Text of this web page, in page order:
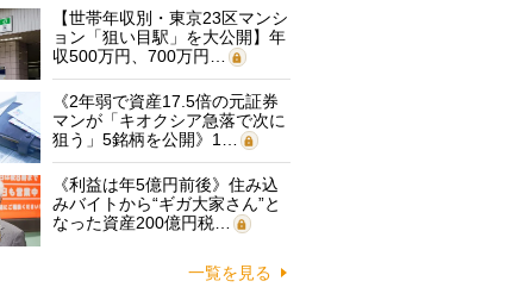
【世帯年収別・東京23区マンシ
ョン「狙い目駅」を大公開】年
収500万円、700万円…
《2年弱で資産17.5倍の元証券
マンが「キオクシア急落で次に
狙う」5銘柄を公開》1…
《利益は年5億円前後》住み込
みバイトから“ギガ大家さん”と
なった資産200億円税…
一覧を見る